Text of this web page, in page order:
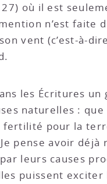
où il est
n’est faite
vent (c’est-à-
les Écritures
naturelles :
pour la
pense avoir déjà
leurs causes
puissent